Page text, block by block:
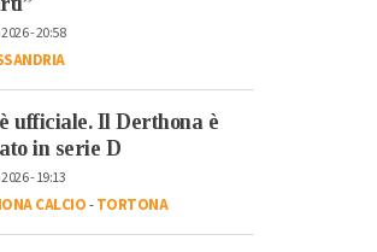
- 20:58
ufficiale. Il Derthona è
in serie D
- 19:13
CALCIO-TORTONA